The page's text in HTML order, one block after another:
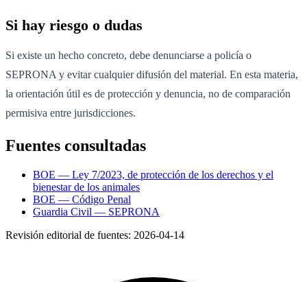
Si hay riesgo o dudas
Si existe un hecho concreto, debe denunciarse a policía o
SEPRONA y evitar cualquier difusión del material. En esta materia,
la orientación útil es de protección y denuncia, no de comparación
permisiva entre jurisdicciones.
Fuentes consultadas
BOE — Ley 7/2023, de protección de los derechos y el
bienestar de los animales
BOE — Código Penal
Guardia Civil — SEPRONA
Revisión editorial de fuentes: 2026-04-14